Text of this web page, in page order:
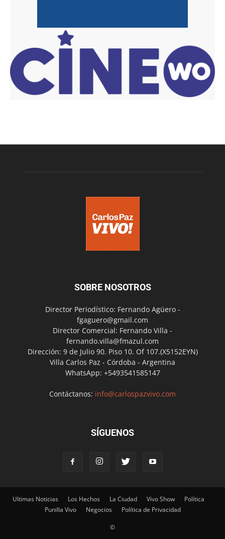
SOBRE NOSOTROS
Director Periodístico: Fernando Agüero -
fgaguero@gmail.com
Director Comercial: Fernando Villa -
fernando.villa@fmazul.com
Dirección: 9 de Julio 90. Piso 10. Of 107.(X5152EYN)
Villa Carlos Paz - Córdoba - Argentina
WhatsApp: +5493541585147
Contáctanos: info@carlospazvivo.com
SÍGUENOS
Ultimas Noticias Los Hechos La Ciudad Vivo Show
Política
Punilla Vivo
Negocios Política de Privacidad
©